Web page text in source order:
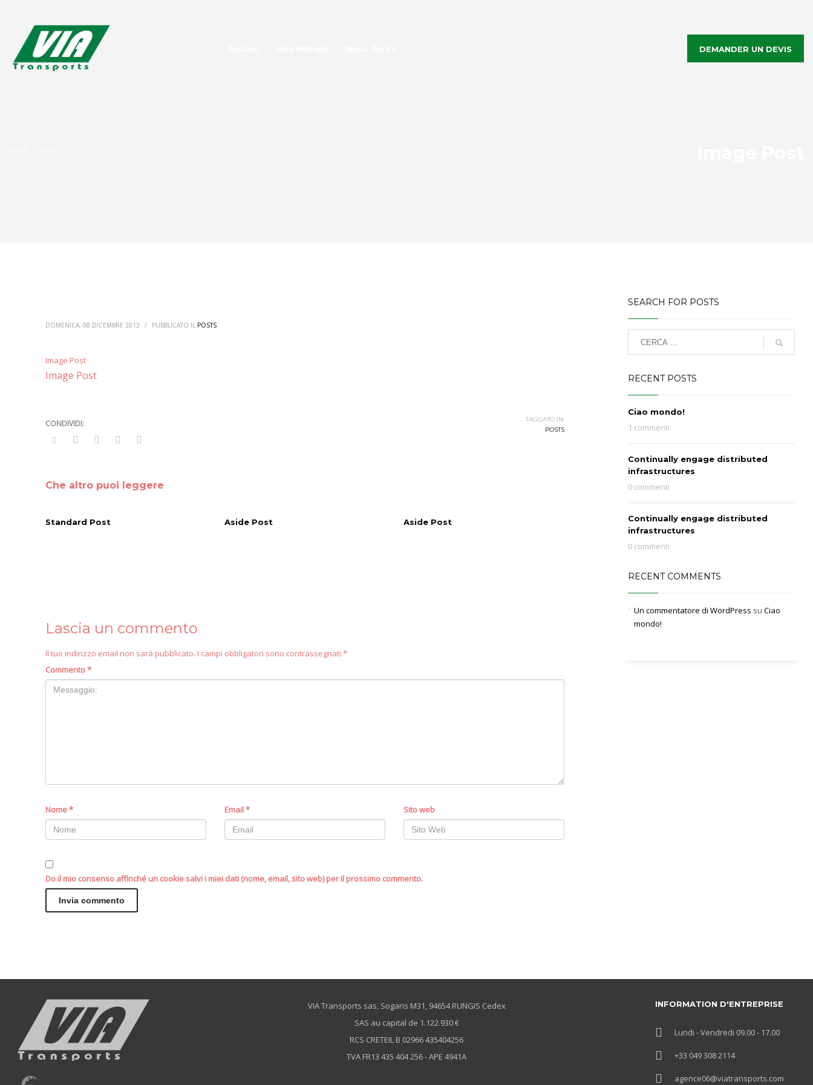
DEMANDER UN DEVIS
DOMENICA, 08 DICEMBRE 2013 / PUBBLICATO IL POSTS
Image Post
Image Post
TAGGATO IN:
POSTS
Che altro puoi leggere
Standard Post Aside Post Aside Post
Lascia un commento
Il tuo indirizzo email non sarà pubblicato. I campi obbligatori sono contrassegnati *
Commento*
Nome* Email* Sito web
Do il mio consenso affinché un cookie salvi i miei dati (nome, email, sito web) per il prossimo commento.
SEARCH FOR POSTS
RECENT POSTS
Ciao mondo!
1 commenti
Continually engage distributed
infrastructures
0 commenti
Continually engage distributed
infrastructures
0 commenti
RECENT COMMENTS
Un commentatore di WordPress su Ciao
mondo!
VIA Transports sas, Sogaris M31, 94654 RUNGIS Cedex
SAS au capital de 1.122.930 €
RCS CRETEIL B 02966 435404256
TVA FR13 435 404 256 - APE 4941A
INFORMATION D'ENTREPRISE
Lundi - Vendredi 09.00 - 17.00
+33 049 308 2114
agence06@viatransports.com